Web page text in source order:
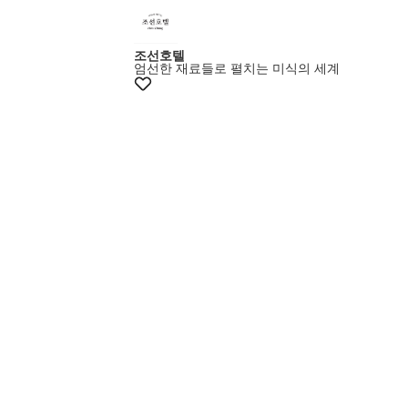
조선호텔
엄선한 재료들로 펼치는 미식의 세계